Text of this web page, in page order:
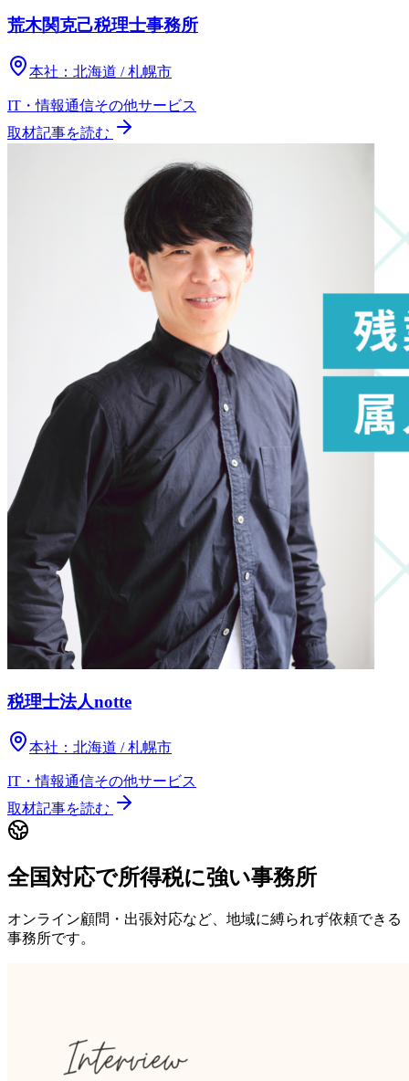
荒木関克己税理士事務所
本社： 北海道 / 札幌市
IT・情報通信その他サービス
取材記事を読む
税理士法人notte
本社： 北海道 / 札幌市
IT・情報通信その他サービス
取材記事を読む
全国対応で所得税に強い事務所
オンライン顧問・出張対応など、地域に縛られず依頼できる
事務所です。